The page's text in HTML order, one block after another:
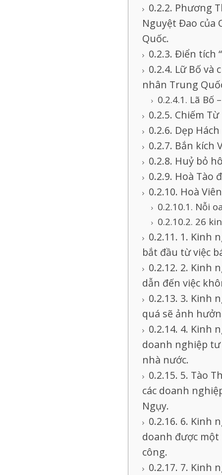
Phương
Nguyệt Đao của
Quốc.
Điển tích
Lữ Bố và
nhân Trung
Lã Bố
Chiếm
Dẹp
Bắn kích
Huỷ bỏ
Hoà Tào
Hoà
Nỗi
26
1. Kinh
bắt đầu từ việc
2. Kinh
dẫn đến việc
3. Kinh
quá sẽ ảnh
4. Kinh
doanh nghiệp
nhà nước.
5. Tào
các doanh
Ngụy.
6. Kinh
doanh được
công.
7. Kinh